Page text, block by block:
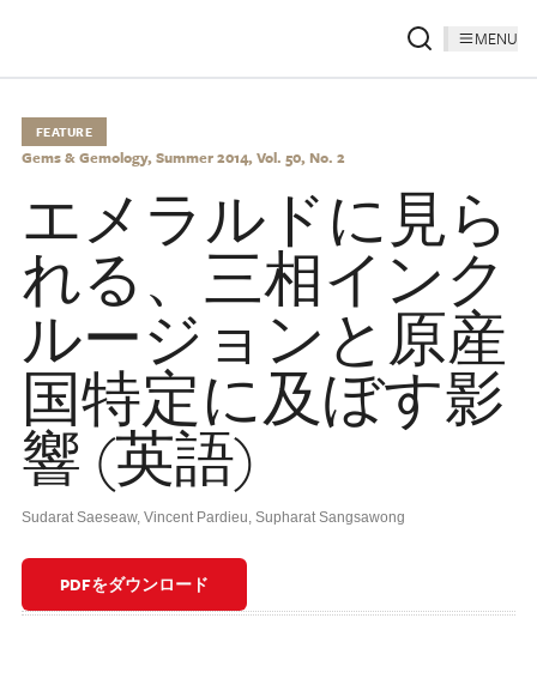
MENU
FEATURE
Gems & Gemology, Summer 2014, Vol. 50, No. 2
エメラルドに見ら
れる、三相インク
ルージョンと原産
国特定に及ぼす影
響 (英語)
Sudarat Saeseaw, Vincent Pardieu, Supharat Sangsawong
PDFをダウンロード